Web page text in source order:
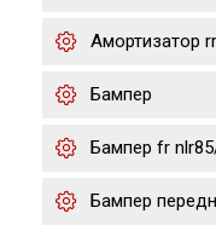
Амортизатор
Бампер
Бампер fr
Бампер